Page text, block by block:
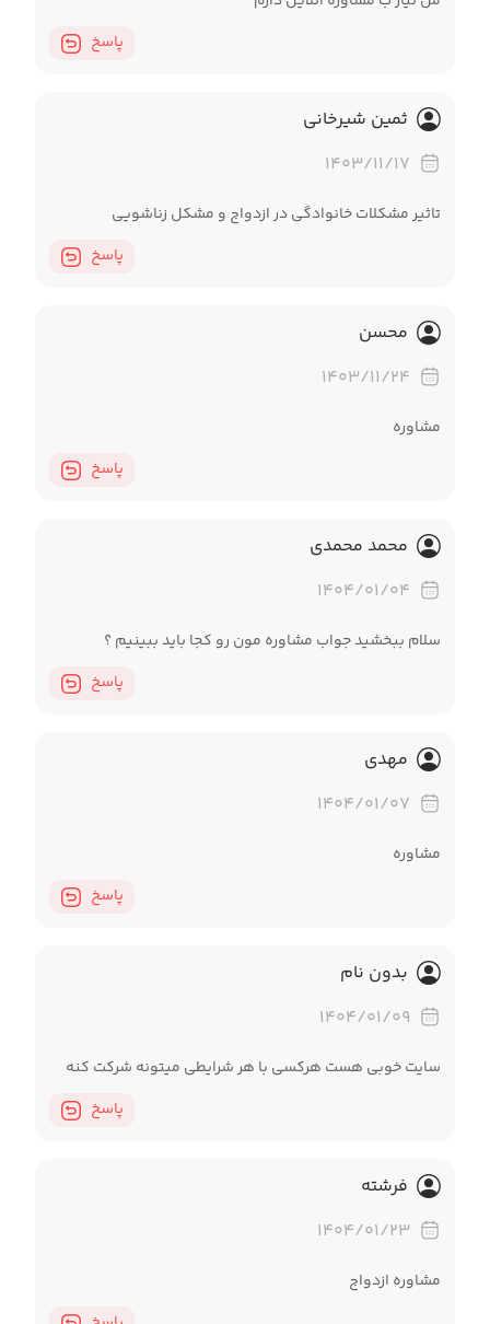
پاسخ
ثمین شیرخانی
۱۴۰۳/۱۱/۱۷
تاثیر مشکلات خانوادگی در ازدواج و مشکل زناشویی
پاسخ
محسن
۱۴۰۳/۱۱/۲۴
مشاوره
پاسخ
محمد محمدی
۱۴۰۴/۰۱/۰۴
سلام ببخشید جواب مشاوره مون رو کجا باید ببینیم ؟
پاسخ
مهدی
۱۴۰۴/۰۱/۰۷
مشاوره
پاسخ
بدون نام
۱۴۰۴/۰۱/۰۹
سایت خوبی هست هرکسی با هر شرایطی میتونه شرکت کنه
پاسخ
فرشته
۱۴۰۴/۰۱/۲۳
مشاوره ازدواج